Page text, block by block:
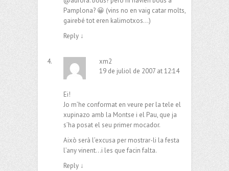
Pamplona? 😀 (vins no en vaig catar molts,
gairebé tot eren kalimotxos…)
Reply ↓
xm2
19 de juliol de 2007 at 12:14
Ei!
Jo m’he conformat en veure per la tele el
xupinazo amb la Montse i el Pau, que ja
s’ha posat el seu primer mocador.
Això serà l’excusa per mostrar-li la festa
l’any vinent…i les que facin falta.
Reply ↓